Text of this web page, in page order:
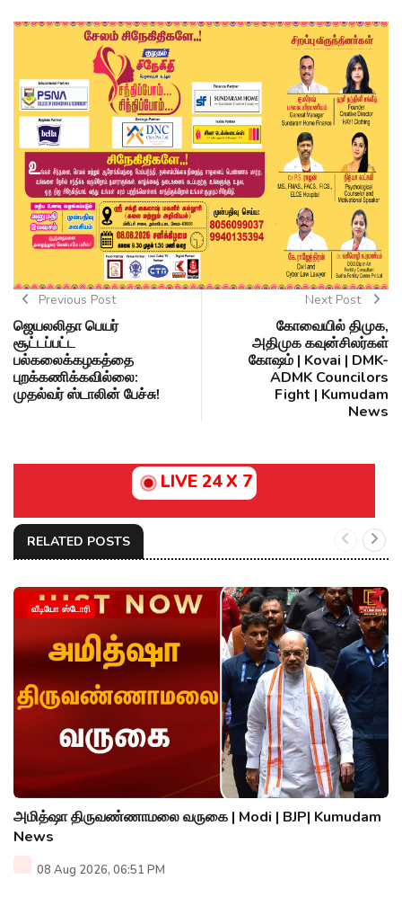
Previous Post
ஜெயலலிதா பெயர்
சூட்டப்பட்ட
பல்கலைக்கழகத்தை
புறக்கணிக்கவில்லை:
முதல்வர் ஸ்டாலின் பேச்சு!
Next Post
கோவையில் திமுக,
அதிமுக கவுன்சிலர்கள்
கோஷம் | Kovai | DMK-
ADMK Councilors
Fight | Kumudam
News
LIVE 24 X 7
RELATED POSTS
வீடியோ ஸ்டோரி
அமித்ஷா திருவண்ணாமலை வருகை | Modi | BJP| Kumudam
News
08 Aug 2026, 06:51 PM